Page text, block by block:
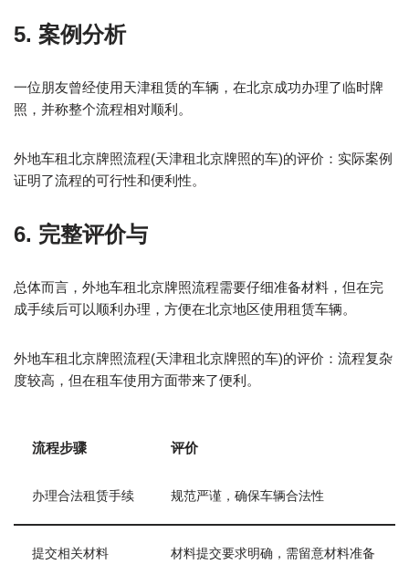
5. 案例分析
一位朋友曾经使用天津租赁的车辆，在北京成功办理了临时牌
照，并称整个流程相对顺利。
外地车租北京牌照流程(天津租北京牌照的车)的评价：实际案例
证明了流程的可行性和便利性。
6. 完整评价与
总体而言，外地车租北京牌照流程需要仔细准备材料，但在完
成手续后可以顺利办理，方便在北京地区使用租赁车辆。
外地车租北京牌照流程(天津租北京牌照的车)的评价：流程复杂
度较高，但在租车使用方面带来了便利。
流程步骤 评价
办理合法租赁手续 规范严谨，确保车辆合法性
提交相关材料 材料提交要求明确，需留意材料准备